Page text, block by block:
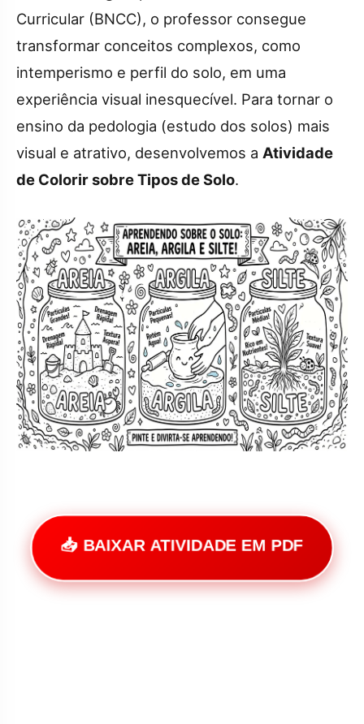
Curricular (BNCC), o professor consegue
transformar conceitos complexos, como
intemperismo e perfil do solo, em uma
experiência visual inesquecível. Para tornar o
ensino da pedologia (estudo dos solos) mais
visual e atrativo, desenvolvemos a Atividade
de Colorir sobre Tipos de Solo.
📥 BAIXAR ATIVIDADE EM PDF